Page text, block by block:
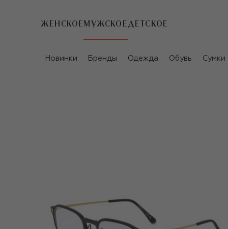
ЖЕНСКОЕ МУЖСКОЕ ДЕТСКОЕ
Новинки Бренды Одежда Обувь Сумки